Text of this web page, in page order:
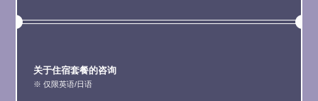
关于住宿套餐的咨询
※ 仅限英语/日语